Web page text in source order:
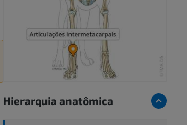
Hierarquia anatômica